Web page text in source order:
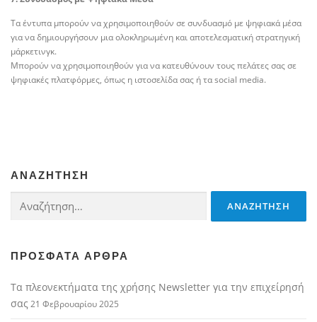
Τα έντυπα μπορούν να χρησιμοποιηθούν σε συνδυασμό με ψηφιακά μέσα
για να δημιουργήσουν μια ολοκληρωμένη και αποτελεσματική στρατηγική
μάρκετινγκ.
Μπορούν να χρησιμοποιηθούν για να κατευθύνουν τους πελάτες σας σε
ψηφιακές πλατφόρμες, όπως η ιστοσελίδα σας ή τα social media.
ΑΝΑΖΉΤΗΣΗ
για:
ΠΡΌΣΦΑΤΑ ΆΡΘΡΑ
Τα πλεονεκτήματα της χρήσης Newsletter για την επιχείρησή
σας 21 Φεβρουαρίου 2025